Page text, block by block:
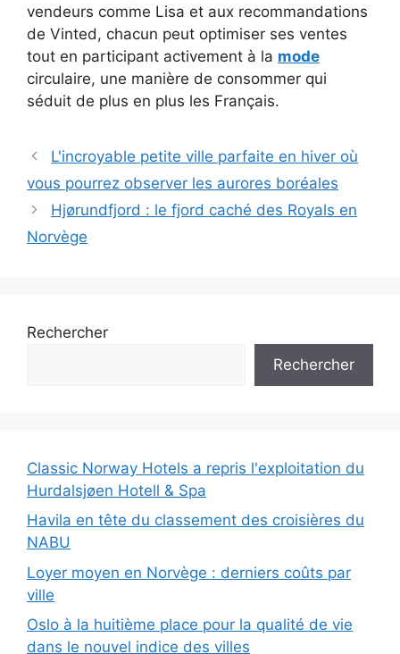
vendeurs comme Lisa et aux recommandations
de Vinted, chacun peut optimiser ses ventes
tout en participant activement à la mode
circulaire, une manière de consommer qui
séduit de plus en plus les Français.
L'incroyable petite ville parfaite en hiver où
vous pourrez observer les aurores boréales
Hjørundfjord : le fjord caché des Royals en
Norvège
Rechercher
Rechercher
Classic Norway Hotels a repris l'exploitation du
Hurdalsjøen Hotell & Spa
Havila en tête du classement des croisières du
NABU
Loyer moyen en Norvège : derniers coûts par
ville
Oslo à la huitième place pour la qualité de vie
dans le nouvel indice des villes